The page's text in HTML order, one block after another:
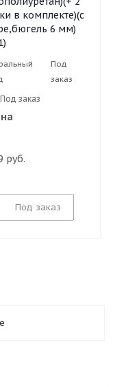
в комплекте)(с
6 мм)
Под
заказ
Под заказ
руб.
Под заказ